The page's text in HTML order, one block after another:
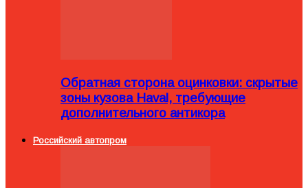
Обратная сторона оцинковки: скрытые
зоны кузова Haval, требующие
дополнительного антикора
Российский автопром